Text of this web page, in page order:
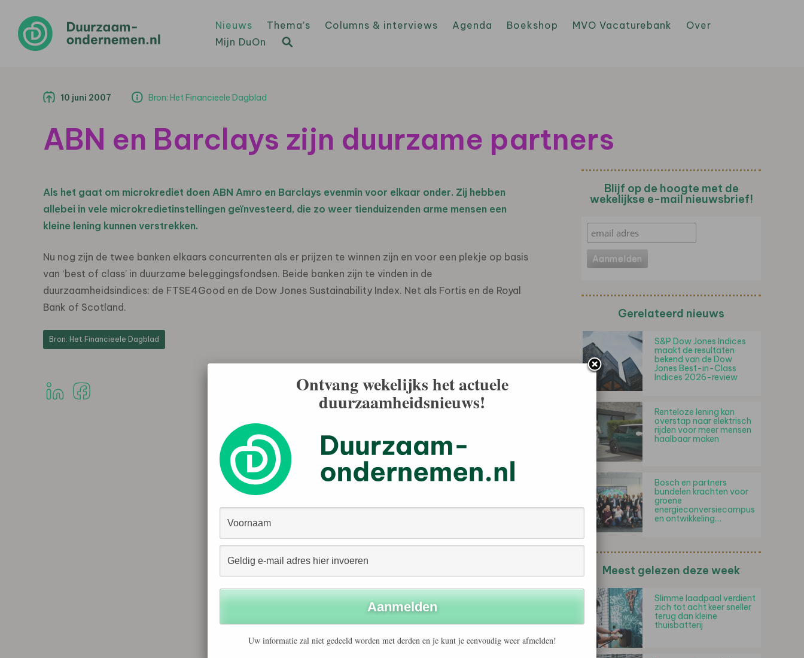
Nieuws Thema’s Columns & interviews Agenda Boekshop MVO Vacaturebank
Over
Mijn DuOn
10 juni 2007 Bron: Het Financieele Dagblad
ABN en Barclays zijn duurzame partners
Als het gaat om microkrediet doen ABN Amro en Barclays evenmin voor elkaar onder. Zij hebben
allebei in vele microkredietinstellingen geïnvesteerd, die zo weer tienduizenden arme mensen een
kleine lening kunnen verstrekken.
Nu nog zijn de twee banken elkaars concurrenten als er prijzen te winnen zijn en voor een plekje op basis
van ‘best of class’ in duurzame beleggingsfondsen. Beide banken zijn te vinden in de
duurzaamheidsindices: de FTSE4Good en de Dow Jones Sustainability Index. Net als Fortis en de Royal
Bank of Scotland.
Bron: Het Financieele Dagblad
Blijf op de hoogte met de
wekelijkse e-mail nieuwsbrief!
Gerelateerd nieuws
S&P Dow Jones Indices
maakt de resultaten
bekend van de Dow
Jones Best-in-Class
Indices 2026-review
Renteloze lening kan
overstap naar elektrisch
rijden voor meer mensen
haalbaar maken
Bosch en partners
bundelen krachten voor
groene
energieconversiecampus
en ontwikkeling…
Meest gelezen deze week
Slimme laadpaal verdient
zich tot acht keer sneller
terug dan kleine
thuisbatterij
Ontvang wekelijks het actuele
duurzaamheidsnieuws!
Uw informatie zal niet gedeeld worden met derden en je kunt je eenvoudig weer afmelden!